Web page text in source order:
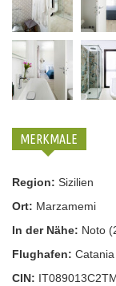
MERKMALE
Region: Sizilien
Ort: Marzamemi
In der Nähe: Noto
Flughafen:
CIN: